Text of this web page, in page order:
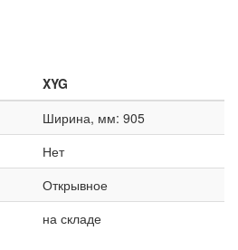
XYG
Ширина, мм: 905
Нет
Открывное
на складе